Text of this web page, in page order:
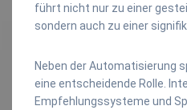
führt nicht nur zu einer
sondern auch zu einer
Neben der Automatisierung
eine entscheidende Rolle.
Empfehlungssysteme und